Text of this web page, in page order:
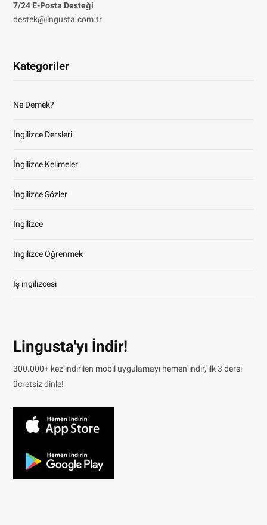
7/24 E-Posta Desteği
destek@lingusta.com.tr
Kategoriler
Ne Demek?
İngilizce Dersleri
İngilizce Kelimeler
İngilizce Sözler
İngilizce
İngilizce Öğrenmek
İş ingilizcesi
Lingusta'yı İndir!
300.000+ kez indirilen mobil uygulamayı hemen indir, ilk 3 dersi
ücretsiz dinle!